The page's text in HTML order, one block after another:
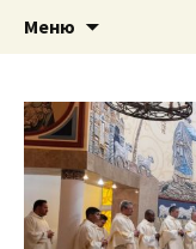
Римско-
церковь
Приход
Меню